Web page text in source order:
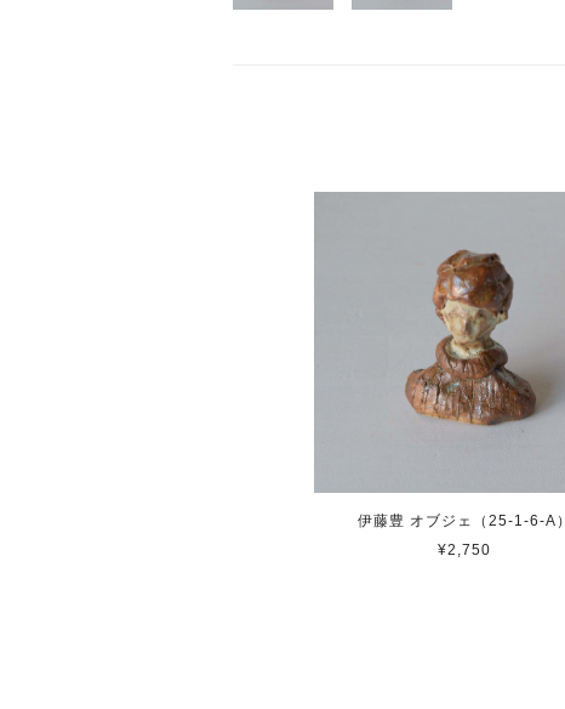
伊藤豊 オブジェ（25-1-6-A）
¥2,750